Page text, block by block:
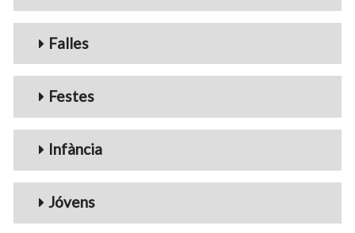
Falles
Festes
Infància
Jóvens